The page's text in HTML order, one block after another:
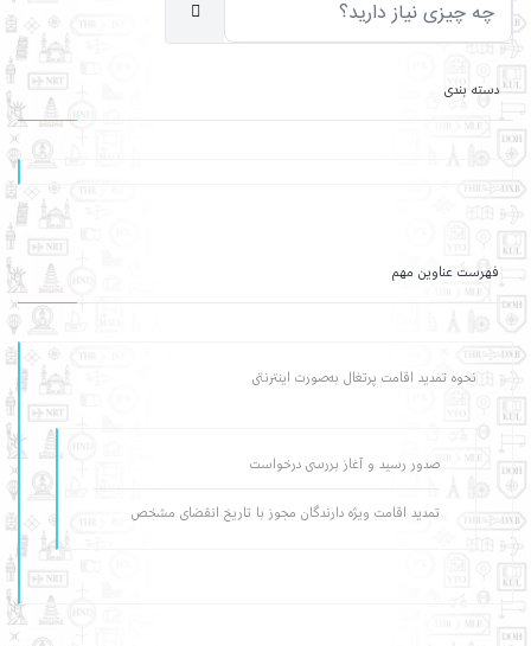
دسته بندی
فهرست عناوین مهم
نحوه تمدید اقامت پرتغال به‌صورت اینترنتی
صدور رسید و آغاز بررسی درخواست
تمدید اقامت ویژه دارندگان مجوز با تاریخ انقضای مشخص